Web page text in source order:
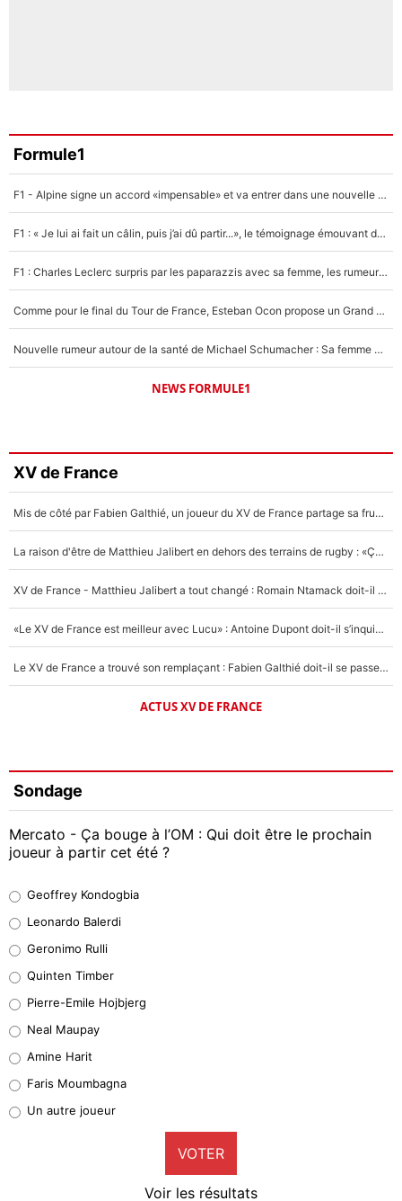
Formule1
F1 - Alpine signe un accord «impensable» et va entrer dans une nouvelle dimension : Grande nouvelle pour Pierre Gasly !
F1 : « Je lui ai fait un câlin, puis j’ai dû partir...», le témoignage émouvant de Max Verstappen sur sa fille
F1 : Charles Leclerc surpris par les paparazzis avec sa femme, les rumeurs étaient vraies !
Comme pour le final du Tour de France, Esteban Ocon propose un Grand Prix de Formule 1 à Paris : «Autour de l’Arc de Triomphe, ce serait génial» !
Nouvelle rumeur autour de la santé de Michael Schumacher : Sa femme Corinna sort du silence
NEWS FORMULE1
XV de France
Mis de côté par Fabien Galthié, un joueur du XV de France partage sa frustration : «ils ne me l’ont pas dit tout de suite»
La raison d'être de Matthieu Jalibert en dehors des terrains de rugby : «Ça m'atteint autant que si tu touches à un membre de ma famille»
XV de France - Matthieu Jalibert a tout changé : Romain Ntamack doit-il s’inquiéter pour sa place à un an de la Coupe du monde ?
«Le XV de France est meilleur avec Lucu» : Antoine Dupont doit-il s’inquiéter pour sa place ?
Le XV de France a trouvé son remplaçant : Fabien Galthié doit-il se passer d'Antoine Dupont ?
ACTUS XV DE FRANCE
Sondage
Mercato - Ça bouge à l’OM : Qui doit être le prochain
joueur à partir cet été ?
38%
32%
5%
1%
9%
Geoffrey Kondogbia
Leonardo Balerdi
Geronimo Rulli
Quinten Timber
Pierre-Emile Hojbjerg
Neal Maupay
Amine Harit
Faris Moumbagna
Un autre joueur
VOTER
Voir les résultats